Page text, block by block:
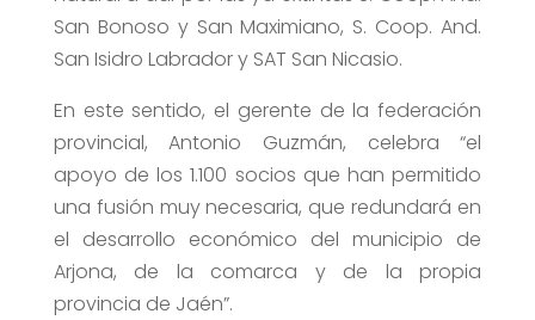
San Bonoso y San Maximiano, S. Coop. And.
San Isidro Labrador y SAT San Nicasio.
En este sentido, el gerente de la federación
provincial, Antonio Guzmán, celebra “el
apoyo de los 1.100 socios que han permitido
una fusión muy necesaria, que redundará en
el desarrollo económico del municipio de
Arjona, de la comarca y de la propia
provincia de Jaén”.